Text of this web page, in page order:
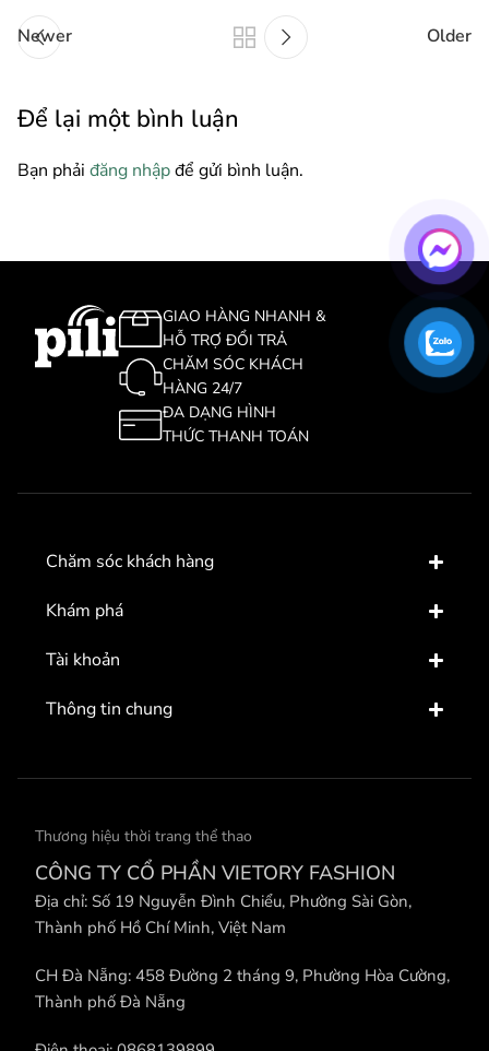
Newer Older
Để lại một bình luận
Bạn phải đăng nhậpđể gửi bình luận.
GIAO HÀNG NHANH &
HỖ TRỢ ĐỔI TRẢ
CHĂM SÓC KHÁCH
HÀNG 24/7
ĐA DẠNG HÌNH
THỨC THANH TOÁN
Chăm sóc khách hàng
Khám phá
Tài khoản
Thông tin chung
Thương hiệu thời trang thể thao
CÔNG TY CỔ PHẦN VIETORY FASHION
Địa chỉ: Số 19 Nguyễn Đình Chiểu, Phường Sài Gòn,
Thành phố Hồ Chí Minh, Việt Nam
CH Đà Nẵng: 458 Đường 2 tháng 9, Phường Hòa Cường,
Thành phố Đà Nẵng